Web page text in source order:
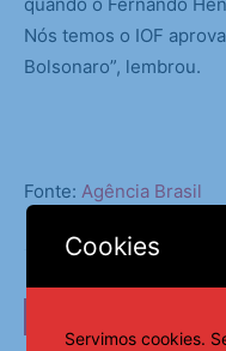
quando o Fernando
Nós temos o IOF
Bolsonaro”, lembrou.
Fonte: Agência Brasil
Cookies
Servimos cookies.